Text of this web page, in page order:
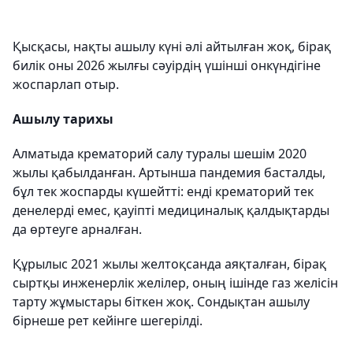
Қысқасы, нақты ашылу күні әлі айтылған жоқ, бірақ
билік оны 2026 жылғы сәуірдің үшінші онкүндігіне
жоспарлап отыр.
Ашылу тарихы
Алматыда крематорий салу туралы шешім 2020
жылы қабылданған. Артынша пандемия басталды,
бұл тек жоспарды күшейтті: енді крематорий тек
денелерді емес, қауіпті медициналық қалдықтарды
да өртеуге арналған.
Құрылыс 2021 жылы желтоқсанда аяқталған, бірақ
сыртқы инженерлік желілер, оның ішінде газ желісін
тарту жұмыстары біткен жоқ. Сондықтан ашылу
бірнеше рет кейінге шегерілді.